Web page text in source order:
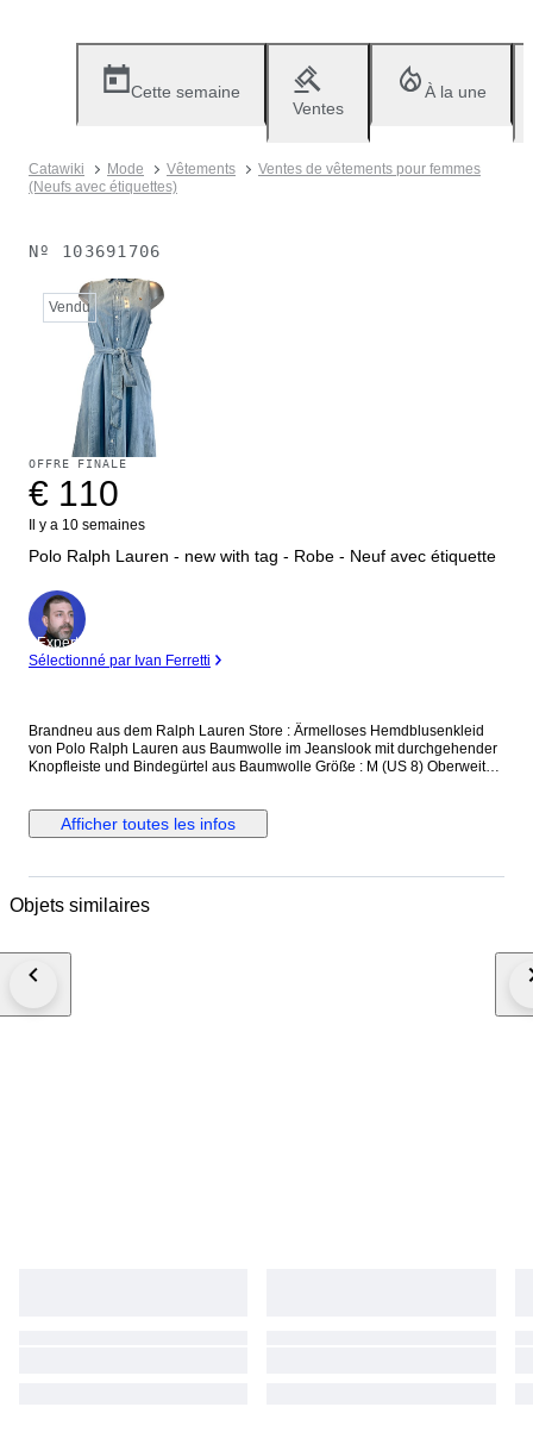
Cette semaine
Ventes
À la une
Catawiki Mode Vêtements
Ventes de vêtements pour femmes
(Neufs avec étiquettes)
Nº 103691706
Vendu
OFFRE FINALE
€ 110
Il y a 10 semaines
Polo Ralph Lauren - new with tag - Robe - Neuf avec étiquette
Expert
Sélectionné par Ivan Ferretti
Brandneu aus dem Ralph Lauren Store : Ärmelloses Hemdblusenkleid
von Polo Ralph Lauren aus Baumwolle im Jeanslook mit durchgehender
Knopfleiste und Bindegürtel aus Baumwolle Größe : M (US 8) Oberweite :
österreichischen Post
Afficher toutes les infos
Objets similaires